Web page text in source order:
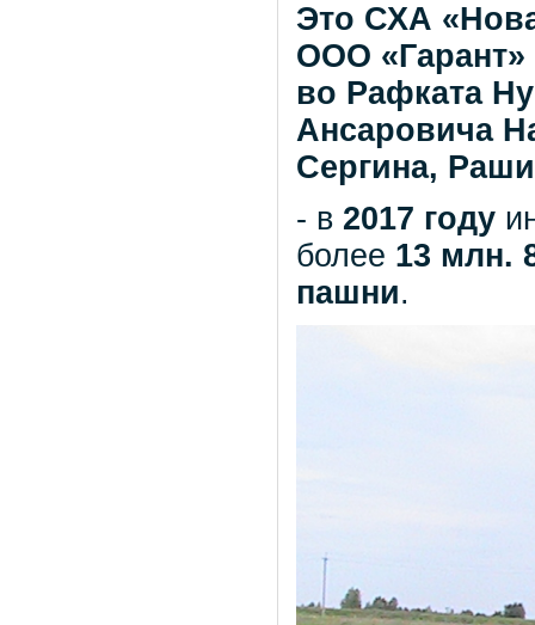
Это СХА
ООО
во Рафката
Ансаровича
Сергина,
- в 2017 году
более 13 млн.
пашни.